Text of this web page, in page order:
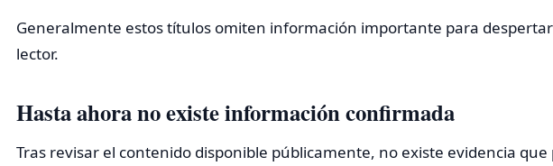
Generalmente estos títulos omiten información importante para
lector.
Hasta ahora no existe información confirmada
Tras revisar el contenido disponible públicamente, no existe evidencia